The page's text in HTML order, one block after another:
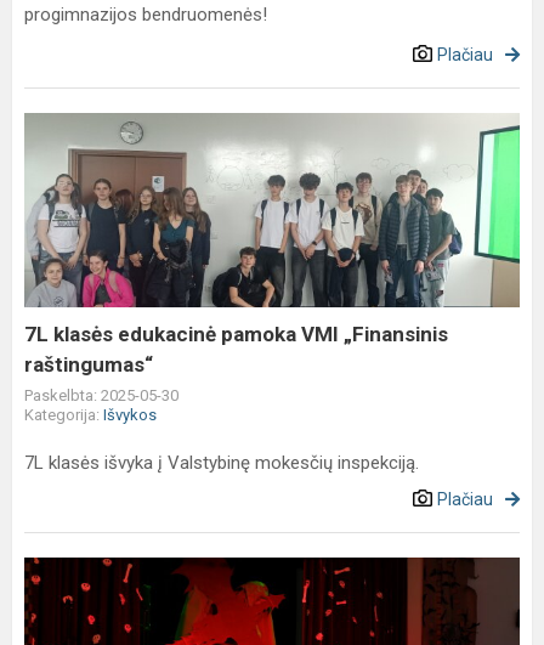
progimnazijos bendruomenės!
Plačiau
klasės
edukacinė
pamoka
VMI
„Finansinis
raštingumas“
7L klasės edukacinė pamoka VMI „Finansinis
raštingumas“
Paskelbta: 2025-05-30
Kategorija: Išvykos
7L klasės išvyka į Valstybinę mokesčių inspekciją.
Plačiau
Trečiokų
klasė
pastatė